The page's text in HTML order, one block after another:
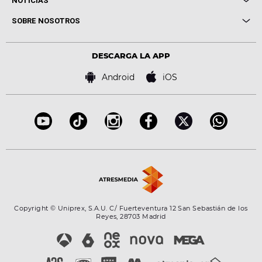
Conciertos
Locutores Europa FM
Cine y Televisión
Virales
SOBRE NOSOTROS
Bases de concursos
DESCARGA LA APP
Android iOS
Copyright © Uniprex, S.A.U. C/ Fuerteventura 12 San Sebastián de los
Reyes, 28703 Madrid